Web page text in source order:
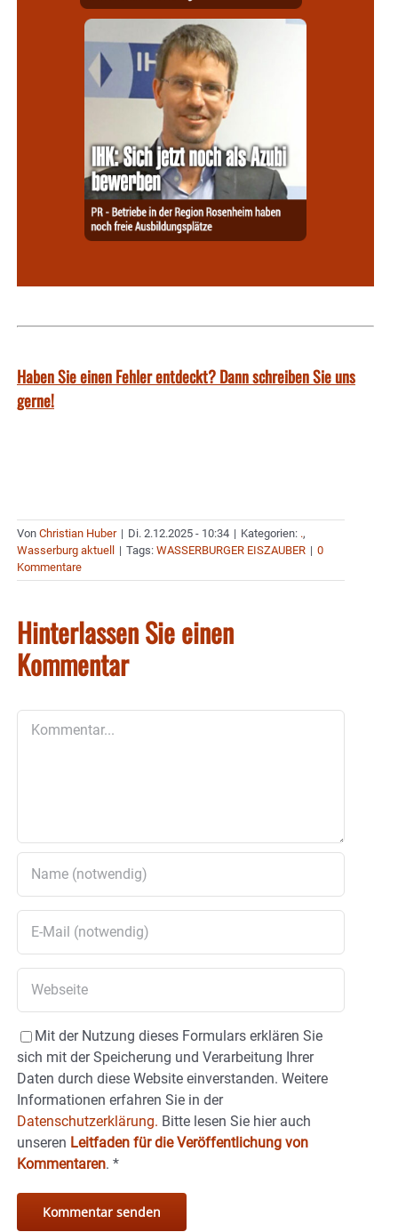
Haben Sie einen Fehler entdeckt? Dann schreiben Sie uns
gerne!
Von Christian Huber | Di. 2.12.2025 - 10:34 | Kategorien: .,
Wasserburg aktuell | Tags: WASSERBURGER EISZAUBER | 0
Kommentare
Hinterlassen Sie einen
Kommentar
Mit der Nutzung dieses Formulars erklären Sie
sich mit der Speicherung und Verarbeitung Ihrer
Daten durch diese Website einverstanden. Weitere
Informationen erfahren Sie in der
Datenschutzerklärung. Bitte lesen Sie hier auch
unseren Leitfaden für die Veröffentlichung von
Kommentaren. *